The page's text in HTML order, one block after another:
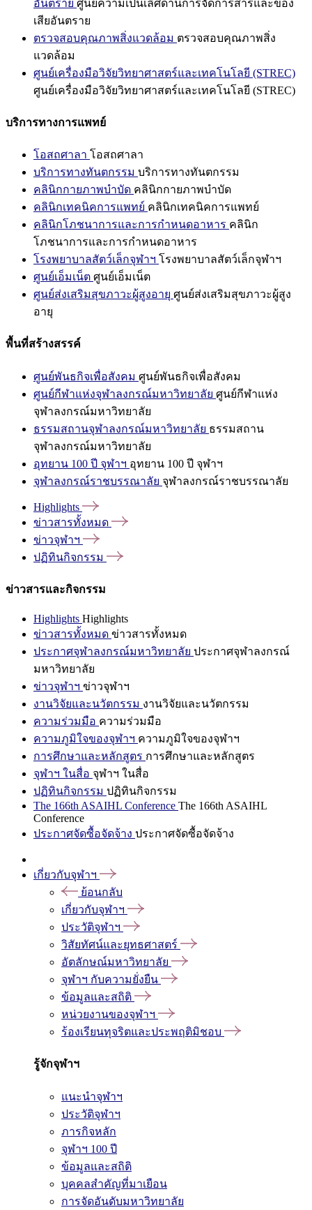
อันตราย ศูนย์ความเป็นเลิศด้านการจัดการสารและของ
เสียอันตราย
ตรวจสอบคุณภาพสิ่งแวดล้อม ตรวจสอบคุณภาพสิ่ง
แวดล้อม
ศูนย์เครื่องมือวิจัยวิทยาศาสตร์และเทคโนโลยี (STREC)
ศูนย์เครื่องมือวิจัยวิทยาศาสตร์และเทคโนโลยี (STREC)
บริการทางการแพทย์
โอสถศาลา โอสถศาลา
บริการทางทันตกรรม บริการทางทันตกรรม
คลินิกกายภาพบำบัด คลินิกกายภาพบำบัด
คลินิกเทคนิคการแพทย์ คลินิกเทคนิคการแพทย์
คลินิกโภชนาการและการกำหนดอาหาร คลินิก
โภชนาการและการกำหนดอาหาร
โรงพยาบาลสัตว์เล็กจุฬาฯ โรงพยาบาลสัตว์เล็กจุฬาฯ
ศูนย์เอ็มเน็ต ศูนย์เอ็มเน็ต
ศูนย์ส่งเสริมสุขภาวะผู้สูงอายุ ศูนย์ส่งเสริมสุขภาวะผู้สูง
อายุ
พื้นที่สร้างสรรค์
ศูนย์พันธกิจเพื่อสังคม ศูนย์พันธกิจเพื่อสังคม
ศูนย์กีฬาแห่งจุฬาลงกรณ์มหาวิทยาลัย ศูนย์กีฬาแห่ง
จุฬาลงกรณ์มหาวิทยาลัย
ธรรมสถานจุฬาลงกรณ์มหาวิทยาลัย ธรรมสถาน
จุฬาลงกรณ์มหาวิทยาลัย
อุทยาน 100 ปี จุฬาฯ อุทยาน 100 ปี จุฬาฯ
จุฬาลงกรณ์ราชบรรณาลัย จุฬาลงกรณ์ราชบรรณาลัย
Highlights
ข่าวสารทั้งหมด
ข่าวจุฬาฯ
ปฏิทินกิจกรรม
ข่าวสารและกิจกรรม
Highlights Highlights
ข่าวสารทั้งหมด ข่าวสารทั้งหมด
ประกาศจุฬาลงกรณ์มหาวิทยาลัย ประกาศจุฬาลงกรณ์
มหาวิทยาลัย
ข่าวจุฬาฯ ข่าวจุฬาฯ
งานวิจัยและนวัตกรรม งานวิจัยและนวัตกรรม
ความร่วมมือ ความร่วมมือ
ความภูมิใจของจุฬาฯ ความภูมิใจของจุฬาฯ
การศึกษาและหลักสูตร การศึกษาและหลักสูตร
จุฬาฯ ในสื่อ จุฬาฯ ในสื่อ
ปฏิทินกิจกรรม ปฏิทินกิจกรรม
The 166th ASAIHL Conference The 166th ASAIHL
Conference
ประกาศจัดซื้อจัดจ้าง ประกาศจัดซื้อจัดจ้าง
เกี่ยวกับจุฬาฯ
ย้อนกลับ
เกี่ยวกับจุฬาฯ
ประวัติจุฬาฯ
วิสัยทัศน์และยุทธศาสตร์
อัตลักษณ์มหาวิทยาลัย
จุฬาฯ กับความยั่งยืน
ข้อมูลและสถิติ
หน่วยงานของจุฬาฯ
ร้องเรียนทุจริตและประพฤติมิชอบ
รู้จักจุฬาฯ
แนะนำจุฬาฯ
ประวัติจุฬาฯ
ภารกิจหลัก
จุฬาฯ 100 ปี
ข้อมูลและสถิติ
บุคคลสำคัญที่มาเยือน
การจัดอันดับมหาวิทยาลัย